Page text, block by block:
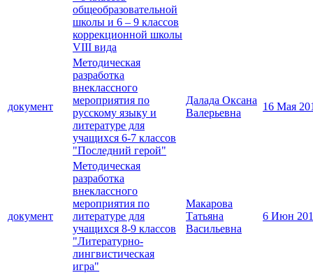
общеобразовательной
школы и 6 – 9 классов
коррекционной школы
VIII вида
документ
Методическая
разработка
внеклассного
мероприятия по
русскому языку и
литературе для
учащихся 6-7 классов
"Последний герой"
Далада Оксана
Валерьевна
16 Мая
документ
Методическая
разработка
внеклассного
мероприятия по
литературе для
учащихся 8-9 классов
"Литературно-
лингвистическая
игра"
Макарова
Татьяна
Васильевна
6 Июн